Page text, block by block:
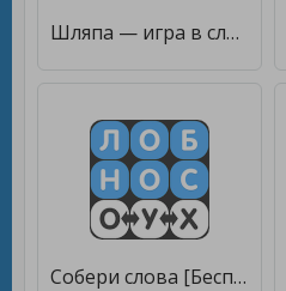
Шляпа — игра в слова для компании. Объясни слова! [Бесплатные покупки]
Собери слова [Бесплатные покупки]